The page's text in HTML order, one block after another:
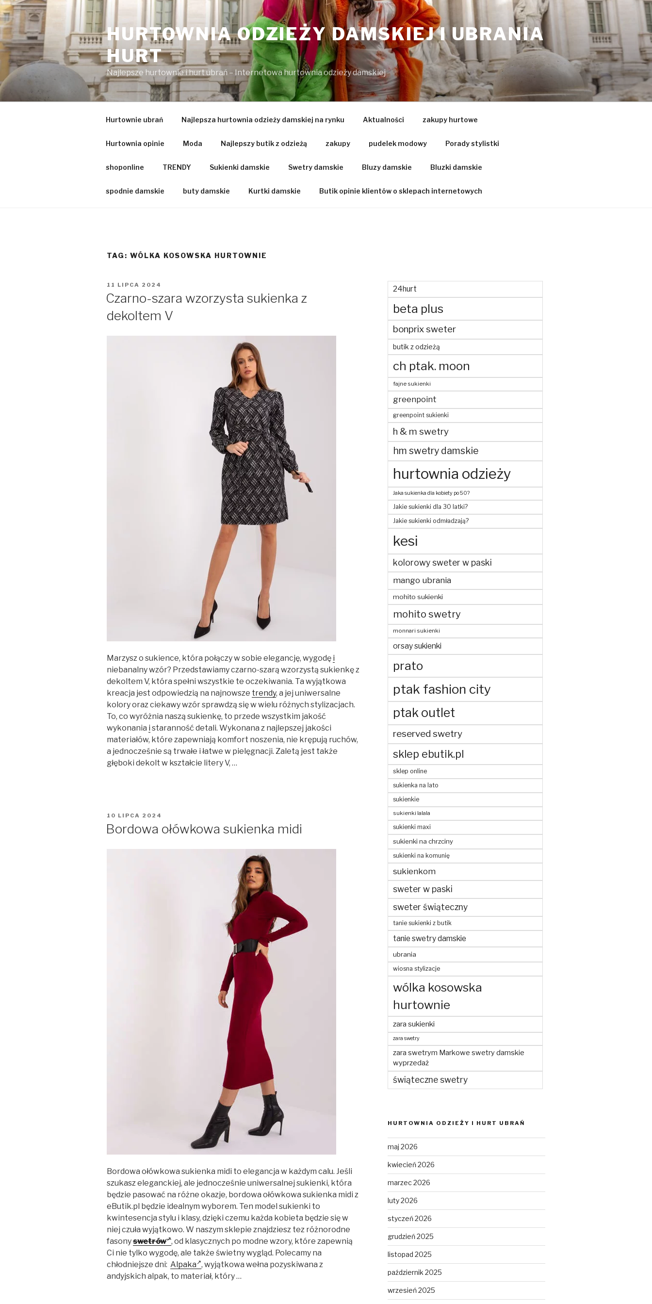
Przejdź
do
treści
HURTOWNIA ODZIEŻY DAMSKIEJ I UBRANIA
HURT
Najlepsze hurtownie i hurt ubrań – Internetowa hurtownia odzieży damskiej
Hurtownie ubrań Najlepsza hurtownia odzieży damskiej na rynku Aktualności zakupy hurtowe
Hurtownia opinie Moda Najlepszy butik z odzieżą zakupy pudelek modowy Porady stylistki
shoponline TRENDY Sukienki damskie Swetry damskie Bluzy damskie Bluzki damskie
spodnie damskie buty damskie Kurtki damskie Butik opinie klientów o sklepach internetowych
TAG: WÓLKA KOSOWSKA HURTOWNIE
OPUBLIKOWANE
11 LIPCA 2024
Czarno-szara wzorzysta sukienka z
dekoltem V
Marzysz o sukience, która połączy w sobie elegancję, wygodę i
niebanalny wzór? Przedstawiamy czarno-szarą wzorzystą sukienkę z
dekoltem V, która spełni wszystkie te oczekiwania. Ta wyjątkowa
kreacja jest odpowiedzią na najnowsze trendy, a jej uniwersalne
kolory oraz ciekawy wzór sprawdzą się w wielu różnych stylizacjach.
To, co wyróżnia naszą sukienkę, to przede wszystkim jakość
wykonania i staranność detali. Wykonana z najlepszej jakości
materiałów, które zapewniają komfort noszenia, nie krępują ruchów,
a jednocześnie są trwałe i łatwe w pielęgnacji. Zaletą jest także
głęboki dekolt w kształcie litery V, …
OPUBLIKOWANE
10 LIPCA 2024
Bordowa ołówkowa sukienka midi
Bordowa ołówkowa sukienka midi to elegancja w każdym calu. Jeśli
szukasz eleganckiej, ale jednocześnie uniwersalnej sukienki, która
będzie pasować na różne okazje, bordowa ołówkowa sukienka midi z
eButik.pl będzie idealnym wyborem. Ten model sukienki to
kwintesencja stylu i klasy, dzięki czemu każda kobieta będzie się w
niej czuła wyjątkowo. W naszym sklepie znajdziesz tez różnorodne
fasonyswetrów , od klasycznych po modne wzory, które zapewnią
Ci nie tylko wygodę, ale także świetny wygląd. Polecamy na
chłodniejsze dni: Alpaka , wyjątkowa wełna pozyskiwana z
andyjskich alpak, to materiał, który …
24hurt
beta plus
bonprix sweter
butik z odzieżą
ch ptak. moon
fajne sukienki
greenpoint
greenpoint sukienki
h & m swetry
hm swetry damskie
hurtownia odzieży
Jaka sukienka dla kobiety po 50?
Jakie sukienki dla 30 latki?
Jakie sukienki odmładzają?
kesi
kolorowy sweter w paski
mango ubrania
mohito sukienki
mohito swetry
monnari sukienki
orsay sukienki
prato
ptak fashion city
ptak outlet
reserved swetry
sklep ebutik.pl
sklep online
sukienka na lato
sukienkie
sukienki lalala
sukienki maxi
sukienki na chrzciny
sukienki na komunię
sukienkom
sweter w paski
sweter świąteczny
tanie sukienki z butik
tanie swetry damskie
ubrania
wiosna stylizacje
wólka kosowska
hurtownie
zara sukienki
zara swetry
zara swetrym Markowe swetry damskie
wyprzedaż
świąteczne swetry
HURTOWNIA ODZIEŻY I HURT UBRAŃ
maj 2026
kwiecień 2026
marzec 2026
luty 2026
styczeń 2026
grudzień 2025
listopad 2025
październik 2025
wrzesień 2025